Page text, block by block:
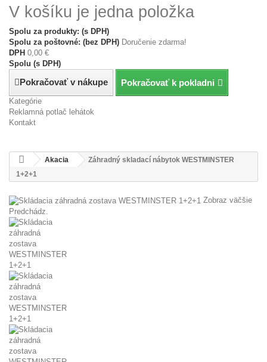
V košíku je jedna položka
Spolu za produkty: (s DPH)
Spolu za poštovné: (bez DPH) Doručenie zdarma!
DPH 0,00 €
Spolu (s DPH)
Pokračovať v nákupe Pokračovať k pokladni
Kategórie
Reklamná potlač lehátok
Kontakt
Akacia
Záhradný skladací nábytok WESTMINSTER
1+2+1
Zobraz väčšie
Predchádz.